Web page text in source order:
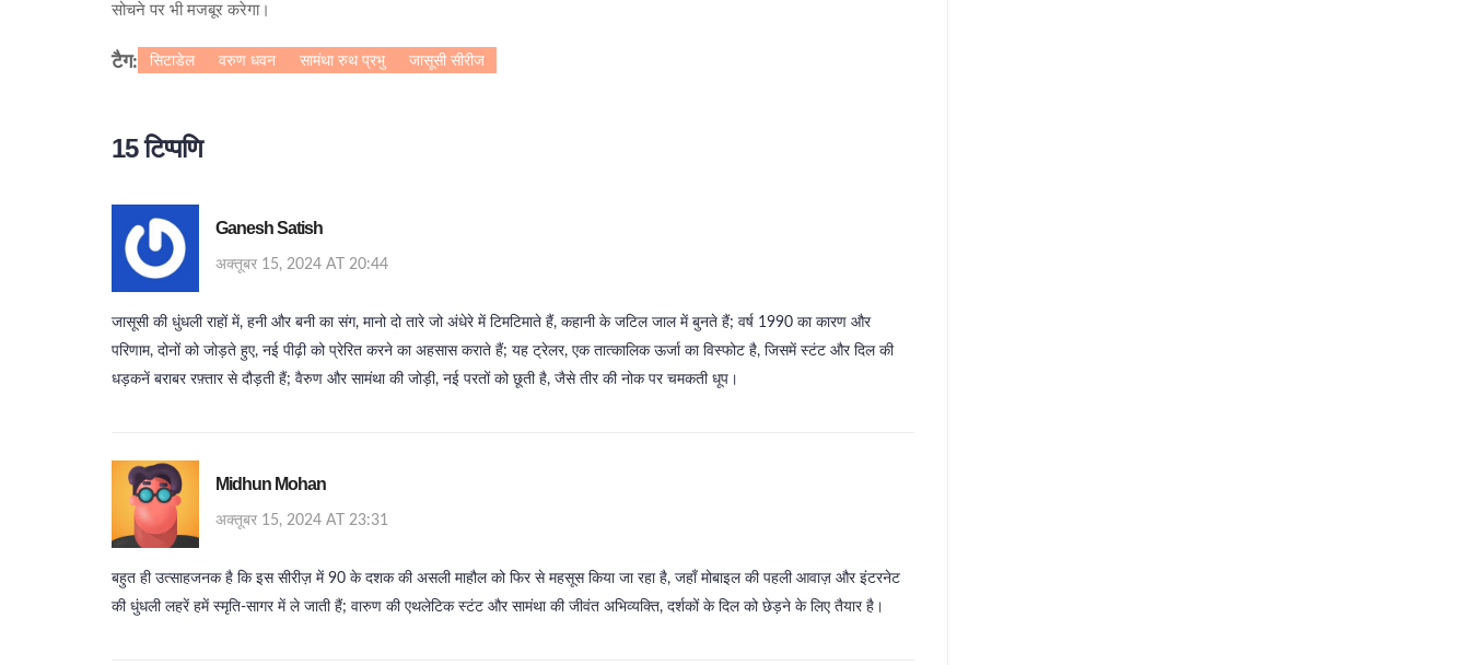
सोचने पर भी मजबूर करेगा।
टैग: सिटाडेल वरुण धवन सामंथा रुथ प्रभु जासूसी सीरीज
15 टिप्पणि
Ganesh Satish
अक्तूबर 15, 2024 AT 20:44
जासूसी की धुंधली राहों में, हनी और बनी का संग, मानो दो तारे जो अंधेरे में टिमटिमाते हैं, कहानी के जटिल जाल में बुनते हैं; वर्ष 1990 का कारण और
परिणाम, दोनों को जोड़ते हुए, नई पीढ़ी को प्रेरित करने का अहसास कराते हैं; यह ट्रेलर, एक तात्कालिक ऊर्जा का विस्फोट है, जिसमें स्टंट और दिल की
धड़कनें बराबर रफ़्तार से दौड़ती हैं; वैरुण और सामंथा की जोड़ी, नई परतों को छूती है, जैसे तीर की नोक पर चमकती धूप।
Midhun Mohan
अक्तूबर 15, 2024 AT 23:31
बहुत ही उत्साहजनक है कि इस सीरीज़ में 90 के दशक की असली माहौल को फिर से महसूस किया जा रहा है, जहाँ मोबाइल की पहली आवाज़ और इंटरनेट
की धुंधली लहरें हमें स्मृति‑सागर में ले जाती हैं; वारुण की एथलेटिक स्टंट और सामंथा की जीवंत अभिव्यक्ति, दर्शकों के दिल को छेड़ने के लिए तैयार है।